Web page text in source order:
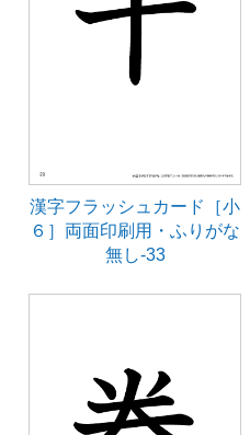
漢字フラッシュカード［小
６］両面印刷用・ふりがな
無し-33